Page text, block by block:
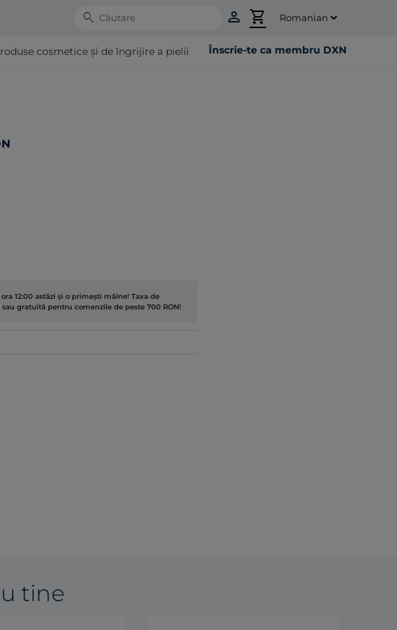
Search person shopping_cart
cosmetice şi de îngrijire a pielii Înscrie-te ca membru DXN
12:00 astăzi și o primești mâine! Taxa de
sau gratuită pentru comenzile de peste 700 RON!
tine